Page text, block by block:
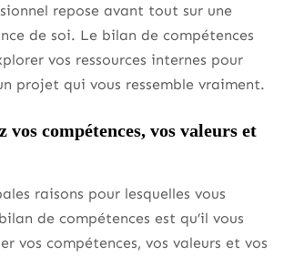
repose avant tout sur une
de soi. Le bilan de compétences
vos ressources internes pour
projet qui vous ressemble vraiment.
vos compétences, vos valeurs et
raisons pour lesquelles vous
de compétences est qu’il vous
vos compétences, vos valeurs et vos